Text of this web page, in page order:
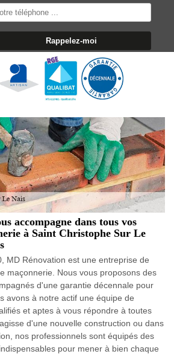
accompagne dans tous vos
à Saint Christophe Sur Le
MD Rénovation est une entreprise de
maçonnerie. Nous vous proposons des
d'une garantie décennale pour
avons à notre actif une équipe de
et aptes à vous répondre à toutes
d'une nouvelle construction ou dans
nos professionnels sont équipés des
pour mener à bien chaque